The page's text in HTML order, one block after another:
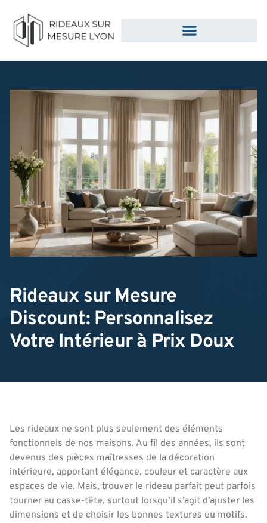
Rideaux sur Mesure
Discount: Personnalisez
Votre Intérieur à Prix Doux
Les rideaux ne sont plus seulement des éléments
fonctionnels de nos maisons. Au fil des années, ils sont
devenus des pièces maîtresses de la décoration
intérieure, apportant élégance, couleur et caractère aux
espaces de vie. Mais, trouver le rideau parfait peut parfois
tourner au casse-tête, surtout lorsqu’il s’agit d’ajuster les
dimensions et de choisir les bonnes textures ou motifs.